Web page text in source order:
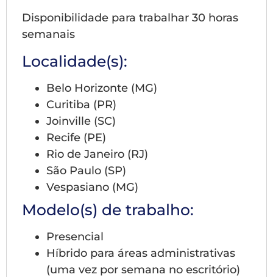
Disponibilidade para trabalhar 30 horas
semanais
Localidade(s):
Belo Horizonte (MG)
Curitiba (PR)
Joinville (SC)
Recife (PE)
Rio de Janeiro (RJ)
São Paulo (SP)
Vespasiano (MG)
Modelo(s) de trabalho:
Presencial
Híbrido para áreas administrativas
(uma vez por semana no escritório)